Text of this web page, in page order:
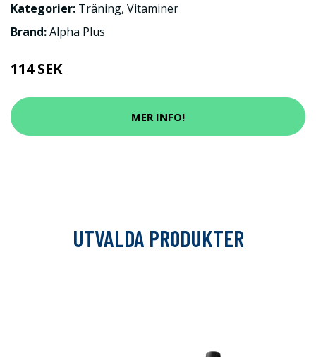
Kategorier: Träning, Vitaminer
Brand:Alpha Plus
114 SEK
MER INFO!
UTVALDA PRODUKTER